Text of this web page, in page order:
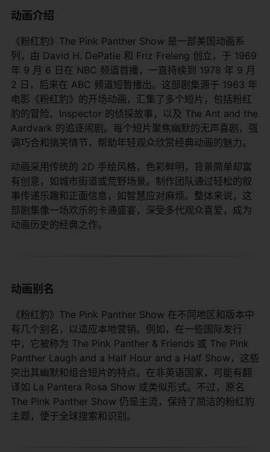
动画介绍
《粉红豹》The Pink Panther Show 是一部美国动画系
列，由 David H. DePatie 和 Friz Freleng 创立，于 1969
年 9 月 6 日在 NBC 频道首播，一直持续到 1978 年 9 月
2 日，后来在 ABC 频道短暂播出。这部剧集源于 1963 年
电影《粉红豹》的开场动画，汇集了多个短片，包括粉红
豹的冒险、Inspector 的侦探故事，以及 The Ant and the
Aardvark 的追逐闹剧。每个短片聚焦幽默的无声喜剧，强
调巧合和搞笑情节，帮助年轻观众欣赏经典动画的魅力。
动画采用传统的 2D 手绘风格，色彩鲜明，背景简单却富
有创意，如城市街道或荒野场景。制作团队通过轻松的叙
事传递乐趣和正面信息，如智慧应对麻烦。整体来说，这
部剧集像一场欢乐的卡通盛宴，深受多代观众喜爱，成为
动画历史的经典之作。
动画别名
《粉红豹》The Pink Panther Show 在不同地区和版本中
有几个别名，以适应本地营销。例如，在一些国际发行
中，它被称为 The Pink Panther & Friends 或 The Pink
Panther Laugh and a Half Hour and a Half Show，这些
突出其幽默和组合短片的特点。在非英语国家，可能有翻
译如 La Pantera Rosa Show 或类似形式。不过，原名
The Pink Panther Show 仍是主流，保持了简洁的粉红豹
主题，便于全球搜索和识别。